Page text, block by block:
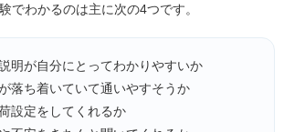
でわかるのは主に次の4つです。
明が自分にとってわかりやすいか
落ち着いていて通いやすそうか
設定をしてくれるか